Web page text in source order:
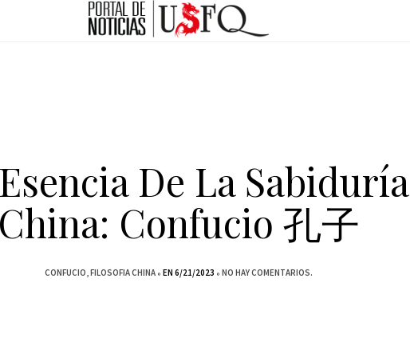
De La Sabiduría
Confucio 孔子
CONFUCIO FILOSOFIA CHINA EN 6/21/2023 NO HAY COMENTARIOS.